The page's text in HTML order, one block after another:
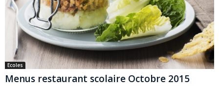
Ecoles
Menus restaurant scolaire Octobre 2015